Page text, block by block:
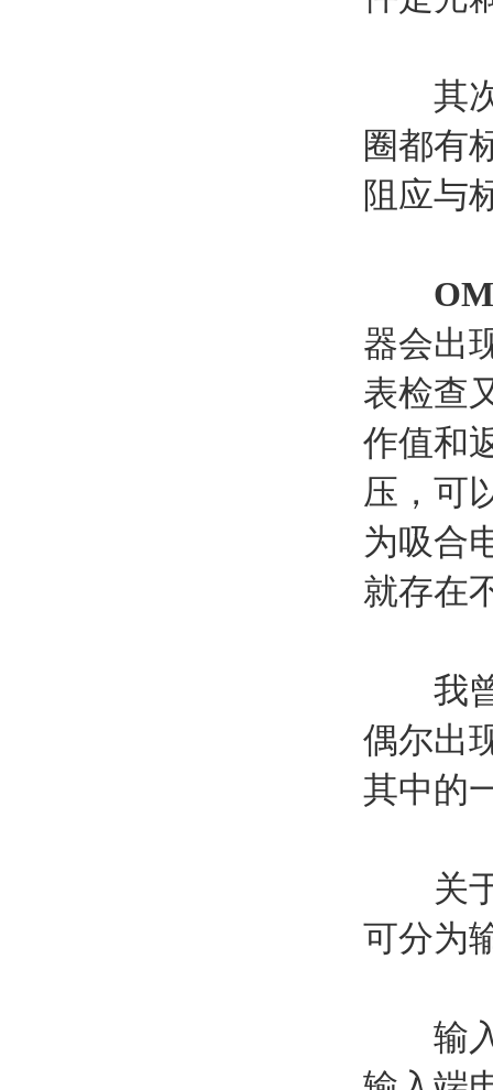
其次
圈都有
阻应与
器会出
表检查
作值和
压，可
为吸合
就存在
我曾
偶尔出
其中的
关于
可分为
输入